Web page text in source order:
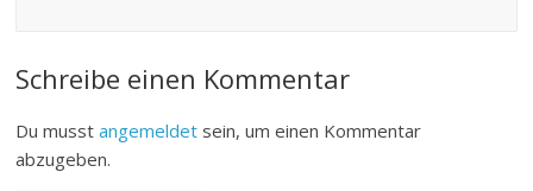
Schreibe einen Kommentar
Du musstangemeldet sein, um einen Kommentar
abzugeben.